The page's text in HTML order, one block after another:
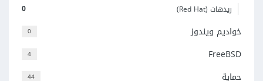
0 ريدهات (Red Hat)
0 خواديم ويندوز
4 FreeBSD
44 حماية